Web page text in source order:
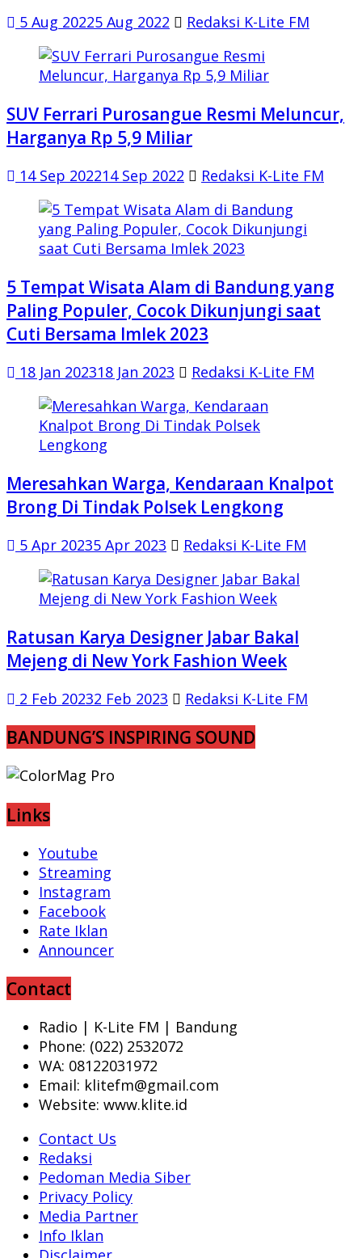
5 Aug 20225 Aug 2022 Redaksi K-Lite FM
SUV Ferrari Purosangue Resmi Meluncur,
Harganya Rp 5,9 Miliar
14 Sep 202214 Sep 2022 Redaksi K-Lite FM
5 Tempat Wisata Alam di Bandung yang
Paling Populer, Cocok Dikunjungi saat
Cuti Bersama Imlek 2023
18 Jan 202318 Jan 2023 Redaksi K-Lite FM
Meresahkan Warga, Kendaraan Knalpot
Brong Di Tindak Polsek Lengkong
5 Apr 20235 Apr 2023 Redaksi K-Lite FM
Ratusan Karya Designer Jabar Bakal
Mejeng di New York Fashion Week
2 Feb 20232 Feb 2023 Redaksi K-Lite FM
BANDUNG’S INSPIRING SOUND
Links
Youtube
Streaming
Instagram
Facebook
Rate Iklan
Announcer
Contact
Radio | K-Lite FM | Bandung
Phone: (022) 2532072
WA: 08122031972
Email: klitefm@gmail.com
Website: www.klite.id
Contact Us
Redaksi
Pedoman Media Siber
Privacy Policy
Media Partner
Info Iklan